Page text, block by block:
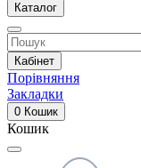
Каталог
Кабінет
Порівняння
Закладки
0 Кошик
Кошик